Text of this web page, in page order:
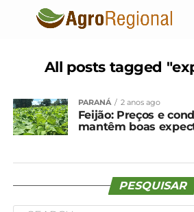
All posts tagged
PARANÁ 2 anos ago
Feijão: Preços e
mantêm boas
PESQUISAR